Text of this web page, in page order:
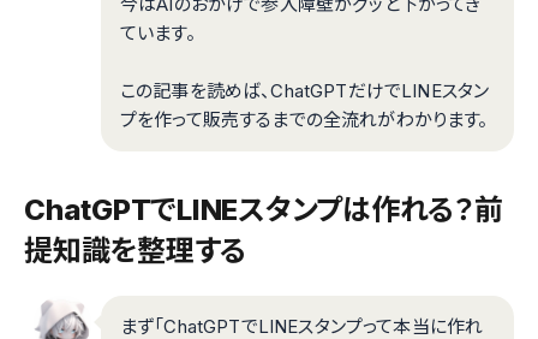
ています。
この記事を読めば、ChatGPTだけでLINEスタン
プを作って販売するまでの全流れがわかります。
ChatGPTでLINEスタンプは作れる？前
提知識を整理する
まず「ChatGPTでLINEスタンプって本当に作れ